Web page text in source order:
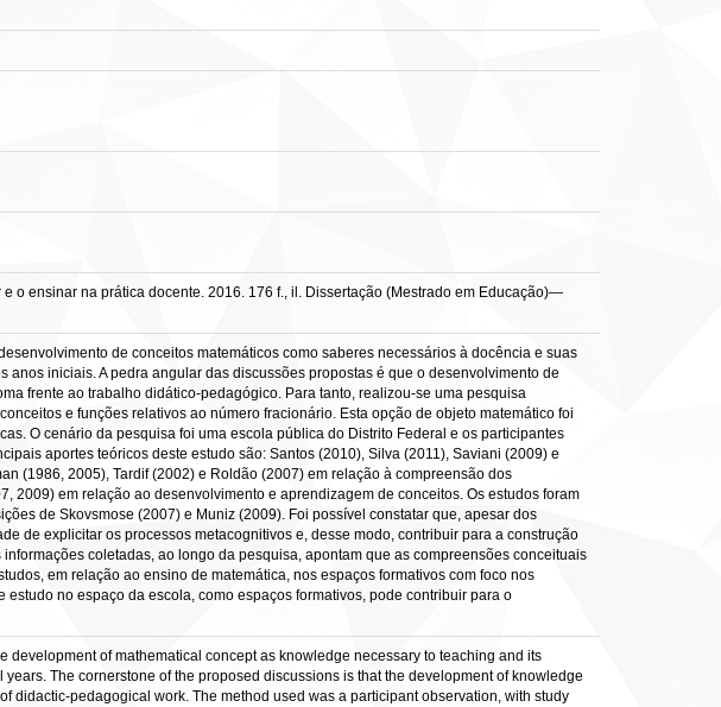
o ensinar na prática docente. 2016. 176 f., il. Dissertação (Mestrado em Educação)—
de conceitos matemáticos como saberes necessários à docência e suas
iniciais. A pedra angular das discussões propostas é que o desenvolvimento de
frente ao trabalho didático-pedagógico. Para tanto, realizou-se uma pesquisa
e funções relativos ao número fracionário. Esta opção de objeto matemático foi
O cenário da pesquisa foi uma escola pública do Distrito Federal e os participantes
aportes teóricos deste estudo são: Santos (2010), Silva (2011), Saviani (2009) e
(1986, 2005), Tardif (2002) e Roldão (2007) em relação à compreensão dos
2009) em relação ao desenvolvimento e aprendizagem de conceitos. Os estudos foram
de Skovsmose (2007) e Muniz (2009). Foi possível constatar que, apesar dos
de explicitar os processos metacognitivos e, desse modo, contribuir para a construção
coletadas, ao longo da pesquisa, apontam que as compreensões conceituais
em relação ao ensino de matemática, nos espaços formativos com foco nos
no espaço da escola, como espaços formativos, pode contribuir para o
of mathematical concept as knowledge necessary to teaching and its
The cornerstone of the proposed discussions is that the development of knowledge
didactic-pedagogical work. The method used was a participant observation, with study